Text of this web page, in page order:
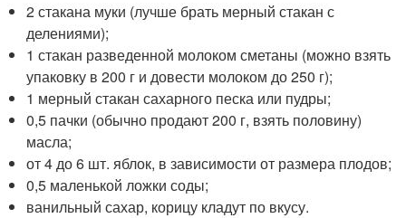
2 стакана муки (лучше брать мерный стакан с
делениями);
1 стакан разведенной молоком сметаны (можно взять
упаковку в 200 г и довести молоком до 250 г);
1 мерный стакан сахарного песка или пудры;
0,5 пачки (обычно продают 200 г, взять половину)
масла;
от 4 до 6 шт. яблок, в зависимости от размера плодов;
0,5 маленькой ложки соды;
ванильный сахар, корицу кладут по вкусу.